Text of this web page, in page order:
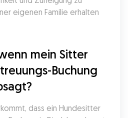
eigenen Familie erhalten
mein Sitter
Buchung
dass ein Hundesitter